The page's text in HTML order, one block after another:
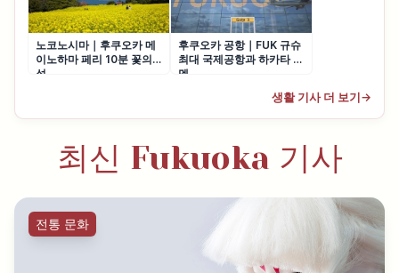
노코노시마｜후쿠오카 메
이노하마 페리 10분 꽃의
섬
후쿠오카 공항｜FUK 규슈
최대 국제공항과 하카타 라
멘
생활 기사 더 보기 →
최신 Fukuoka 기사
전통 문화